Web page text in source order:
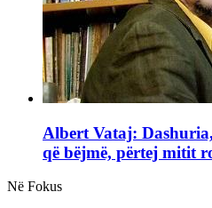
Albert Vataj:
që bëjmë, përtej mitit
Në Fokus